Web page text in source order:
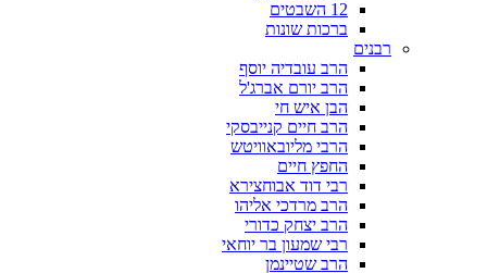
12 השבטים
ברכות שונות
רבנים
הרב עובדיה יוסף
הרב יורם אברג'ל
הבן איש חי
הרב חיים קנייבסקי
הרבי מליובאוויטש
החפץ חיים
רבי דוד אבוחצירא
הרב מרדכי אליהו
הרב יצחק כדורי
רבי שמעון בר יוחאי
הרב שטיינמן